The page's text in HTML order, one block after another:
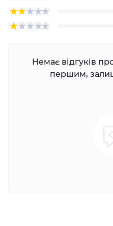
Немає відгуків
першим,